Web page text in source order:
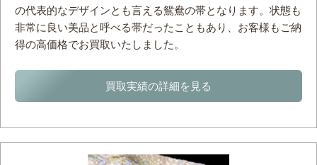
の代表的なデザインとも言える鴛鴦の帯となります。状態も
非常に良い美品と呼べる帯だったこともあり、お客様もご納
得の高価格でお買取いたしました。
買取実績の詳細を見る